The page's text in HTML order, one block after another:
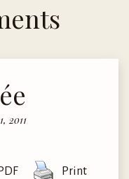
2011
PDF Print